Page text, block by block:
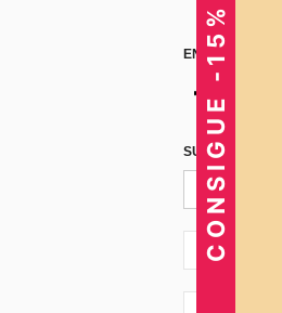
SUSCRÍBETE
PE + 51
CONSIGUE -15%